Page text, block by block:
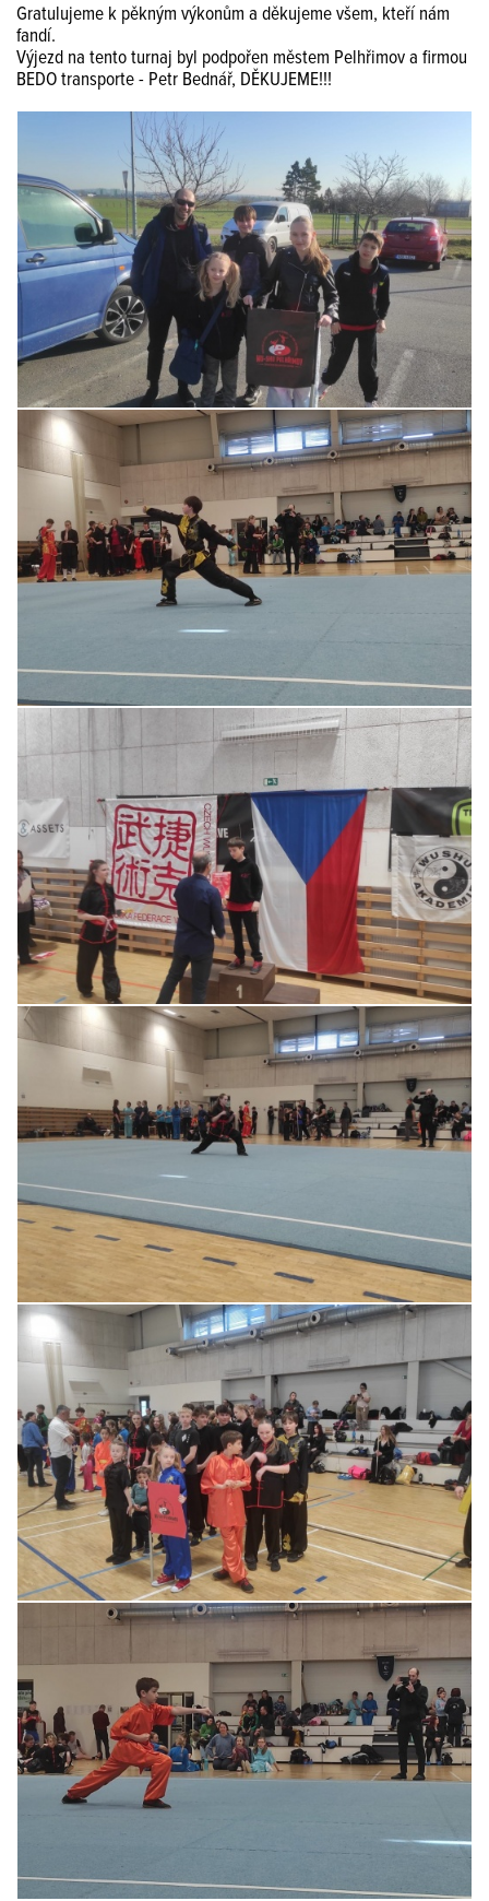
Gratulujeme k pěkným výkonům a děkujeme všem, kteří nám
fandí.
Výjezd na tento turnaj byl podpořen městem Pelhřimov a firmou
BEDO transporte - Petr Bednář, DĚKUJEME!!!